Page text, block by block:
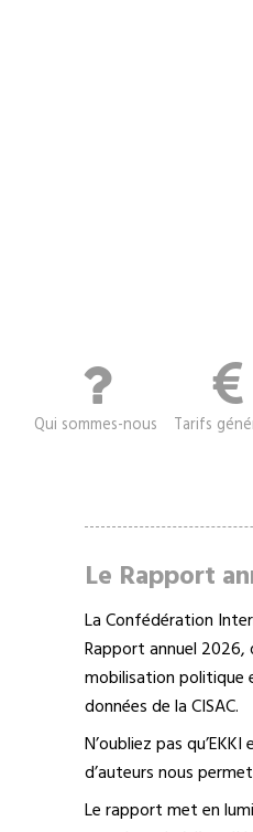
Qui sommes-nous Tarifs
Le Rapport
La Confédération
Rapport annuel
mobilisation politique
données de la CISAC.
N’oubliez pas
d’auteurs nous
Le rapport met en